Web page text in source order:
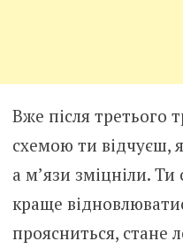
Вже після третього
схемою ти відчуєш,
а м’язи зміцніли.
краще
проясниться, стане